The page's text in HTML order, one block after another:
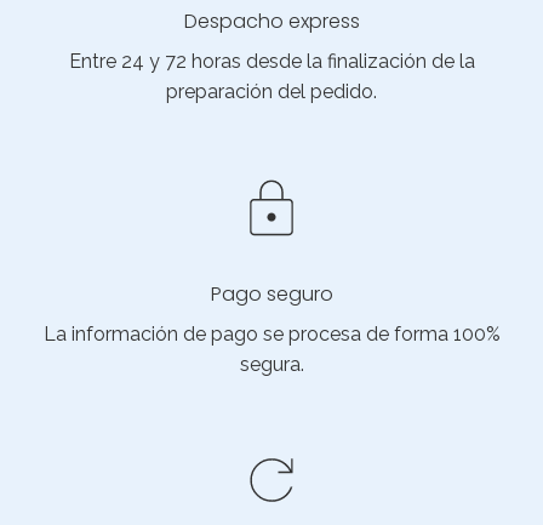
Despacho express
Entre 24 y 72 horas desde la finalización de la
preparación del pedido.
Pago seguro
La información de pago se procesa de forma 100%
segura.